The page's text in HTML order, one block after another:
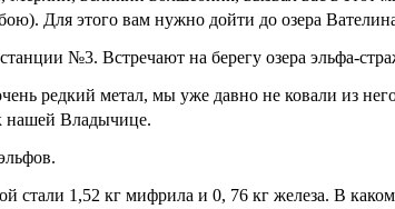
Для этого вам нужно дойти до озера
№3. Встречают на берегу озера эльфа-
редкий метал, мы уже давно не ковали из
нашей Владычице.
стали 1,52 кг мифрила и 0, 76 кг железа. В